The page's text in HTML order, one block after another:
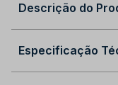
Descrição do
Especificação